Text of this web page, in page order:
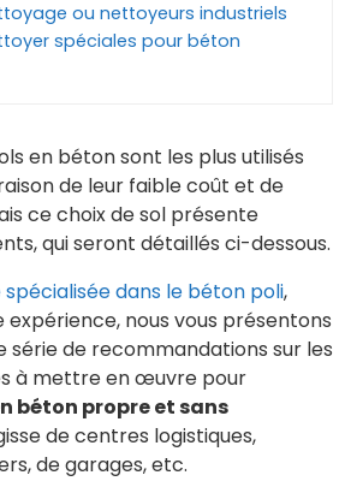
ou nettoyeurs industriels
spéciales pour béton
en béton sont les plus utilisés
de leur faible coût et de
ce choix de sol présente
qui seront détaillés ci-dessous.
dans le béton poli,
expérience, nous vous présentons
série de recommandations sur les
à mettre en œuvre pour
béton propre et sans
de centres logistiques,
de garages, etc.